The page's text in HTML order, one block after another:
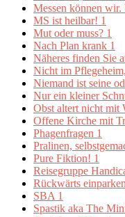
Messen können wir.
MS ist heilbar! 1
Mut oder muss? 1
Nach Plan krank 1
Näheres finden Sie
Nicht im
Niemand ist seine
Nur ein kleiner
Obst altert nicht mit
Offene Kirche mit
Phagenfragen 1
Pralinen,
Pure Fiktion! 1
Reisegruppe
Rückwärts
SBA 1
Spastik aka The